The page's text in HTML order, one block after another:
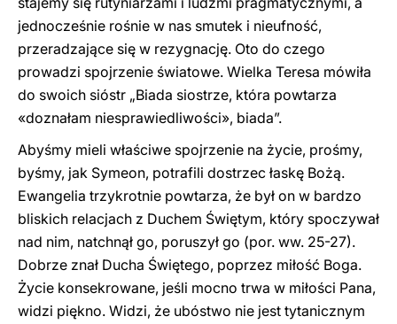
jednocześnie rośnie w nas smutek i nieufność,
przeradzające się w rezygnację. Oto do czego
prowadzi spojrzenie światowe. Wielka Teresa mówiła
do swoich sióstr „Biada siostrze, która powtarza
«doznałam niesprawiedliwości», biada”.
Abyśmy mieli właściwe spojrzenie na życie, prośmy,
byśmy, jak Symeon, potrafili dostrzec łaskę Bożą.
Ewangelia trzykrotnie powtarza, że ​​był on w bardzo
bliskich relacjach z Duchem Świętym, który spoczywał
nad nim, natchnął go, poruszył go (por. ww. 25-27).
Dobrze znał Ducha Świętego, poprzez miłość Boga.
Życie konsekrowane, jeśli mocno trwa w miłości Pana,
widzi piękno. Widzi, że ubóstwo nie jest tytanicznym